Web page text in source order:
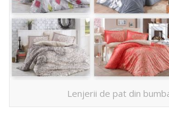
Lenjerii de pat din